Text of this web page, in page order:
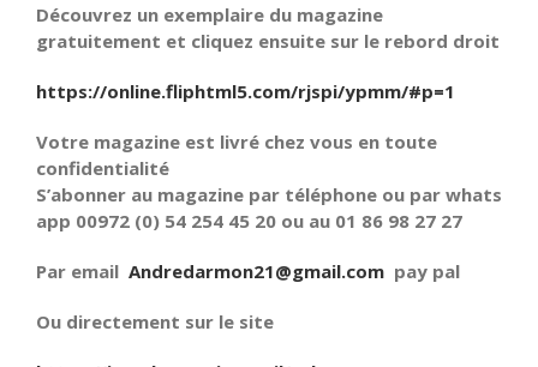
Découvrez un exemplaire du magazine
gratuitement et cliquez ensuite sur le rebord droit
https://online.fliphtml5.com/rjspi/ypmm/#p=1
Votre magazine est livré chez vous en toute
confidentialité
S’abonner au magazine par téléphone ou par whats
app 00972 (0) 54 254 45 20 ou au 01 86 98 27 27
Par email Andredarmon21@gmail.com pay pal
Ou directement sur le site